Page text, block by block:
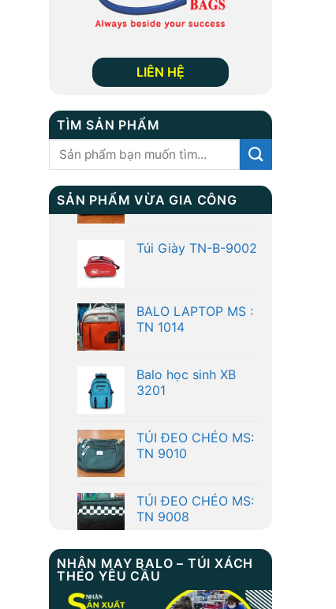
LIÊN HỆ
TÌM SẢN PHẨM
Tìm
SẢN PHẨM VỪA GIA CÔNG
TÚI ĐEO CHÉO MS:
TN 9008
Túi Giày TN-B-9002
Balo học sinh XB
TÚI ĐEO CHÉO MS:
TÚI ĐEO CHÉO MS:
Túi Giày TN-B-9002
BALO LAPTOP MS :
TN 1014
NHẬN MAY BALO – TÚI XÁCH
THEO YÊU CẦU